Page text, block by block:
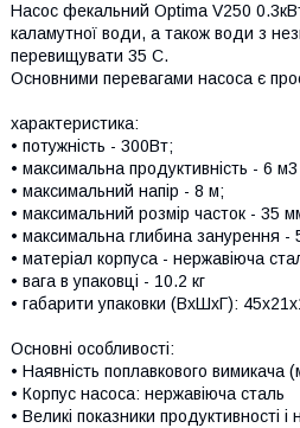
Насос фекальний Optima V250
каламутної води, а також води з
перевищувати 35 С.
Основними перевагами насоса є
характеристика:
• потужність - 300Вт;
• максимальна продуктивність - 6
• максимальний напір - 8 м;
• максимальний розмір часток - 35
• максимальна глибина занурення -
• матеріал корпуса - нержавіюча
• вага в упаковці - 10.2 кг
• габарити упаковки (ВхШхГ):
Основні особливості:
• Наявність поплавкового
• Корпус насоса: нержавіюча сталь
• Великі показники продуктивності і